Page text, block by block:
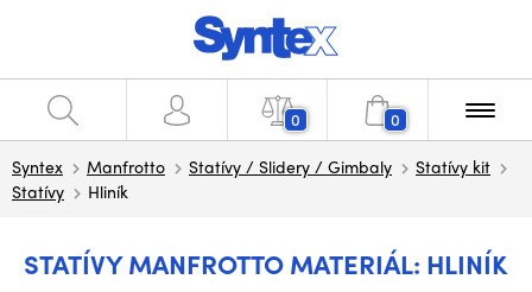
0 0
Syntex Manfrotto Statívy / Slidery / Gimbaly
Statívy kit
Statívy
Hliník
STATÍVY MANFROTTO MATERIÁL: HLINÍK